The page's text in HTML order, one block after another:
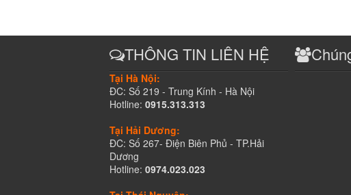
THÔNG TIN LIÊN HỆ
Tại Hà Nội:
ĐC: Số 219 - Trung Kính - Hà Nội
Hotline: 0915.313.313
Tại Hải Dương:
ĐC: Số 267- Điện Biên Phủ - TP.Hải
Dương
Hotline: 0974.023.023